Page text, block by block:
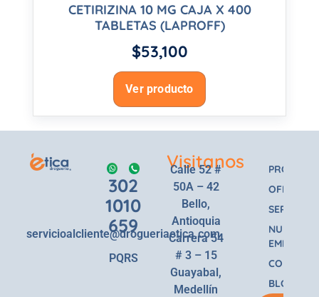
CETIRIZINA 10 MG CAJA X 400
TABLETAS (LAPROFF)
$53,100
Ver producto
302
1010
659
servicioalcliente@drogueriaetica.com
PQRS
Visitanos
Calle 52 #
50A – 42
Bello,
Antioquia
Carrera 54
# 3 – 15
Guayabal,
Medellín
OFERTAS
SERVICIOS
NUESTRA
EMPRESA
BLOG